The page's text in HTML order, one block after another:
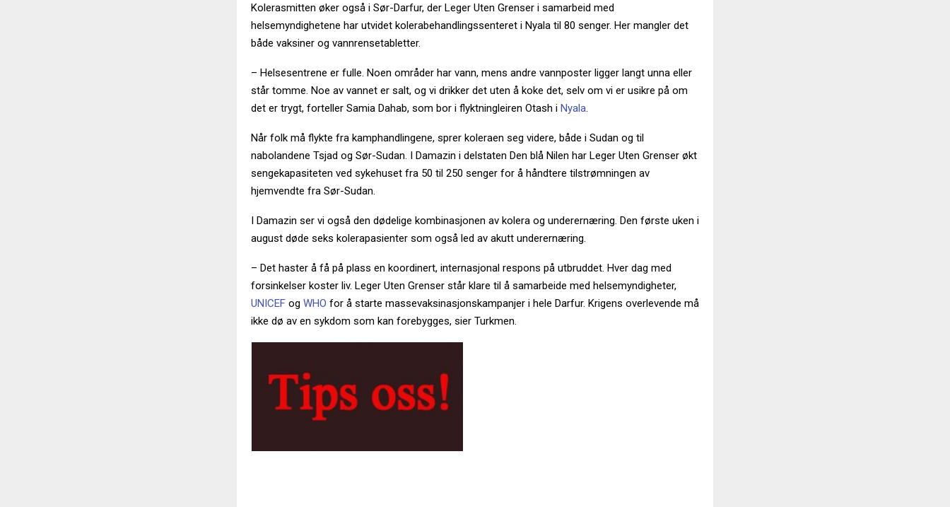
Kolerasmitten øker også i Sør-Darfur, der Leger Uten Grenser i samarbeid med
helsemyndighetene har utvidet kolerabehandlingssenteret i Nyala til 80 senger. Her mangler det
både vaksiner og vannrensetabletter.
– Helsesentrene er fulle. Noen områder har vann, mens andre vannposter ligger langt unna eller
står tomme. Noe av vannet er salt, og vi drikker det uten å koke det, selv om vi er usikre på om
det er trygt, forteller Samia Dahab, som bor i flyktningleiren Otash i Nyala
Når folk må flykte fra kamphandlingene, sprer koleraen seg videre, både i Sudan og til
nabolandene Tsjad og Sør-Sudan. I Damazin i delstaten Den blå Nilen har Leger Uten Grenser økt
sengekapasiteten ved sykehuset fra 50 til 250 senger for å håndtere tilstrømningen av
hjemvendte fra Sør-Sudan.
I Damazin ser vi også den dødelige kombinasjonen av kolera og underernæring. Den første uken i
august døde seks kolerapasienter som også led av akutt underernæring.
– Det haster å få på plass en koordinert, internasjonal respons på utbruddet. Hver dag med
forsinkelser koster liv. Leger Uten Grenser står klare til å samarbeide med helsemyndigheter,
UNICEF og WHO for å starte massevaksinasjonskampanjer i hele Darfur. Krigens overlevende må
ikke dø av en sykdom som kan forebygges, sier Turkmen.